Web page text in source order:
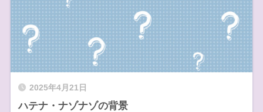
2025年4月21日
ハテナ・ナゾナゾの背景